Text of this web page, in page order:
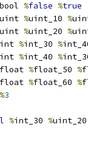
%false %true
%uint_10 %
%uint_20 %
%int_30 %
%int_40 %
%float_50 %
%float_60 %
%3
%int_30 %uint_20